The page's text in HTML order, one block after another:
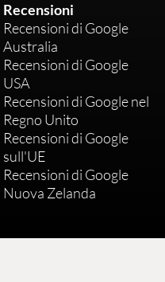
Recensioni
Recensioni di Google
Australia
Recensioni di Google
USA
Recensioni di Google nel
Regno Unito
Recensioni di Google
sull'UE
Recensioni di Google
Nuova Zelanda